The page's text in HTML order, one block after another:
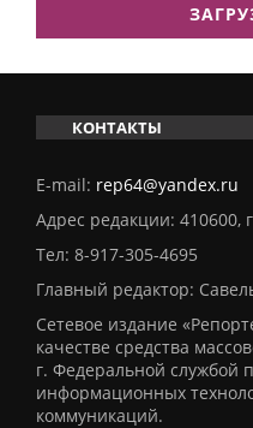
КОНТАКТЫ
E-mail: rep64@yandex.ru
Адрес редакции: 410600,
Тел: 8-917-305-4695
Главный редактор:
Сетевое издание
качестве средства
г. Федеральной службой
информационных
коммуникаций.